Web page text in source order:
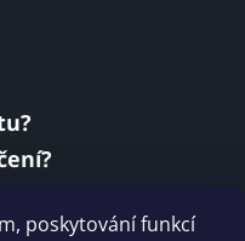
poskytování funkcí
co musí